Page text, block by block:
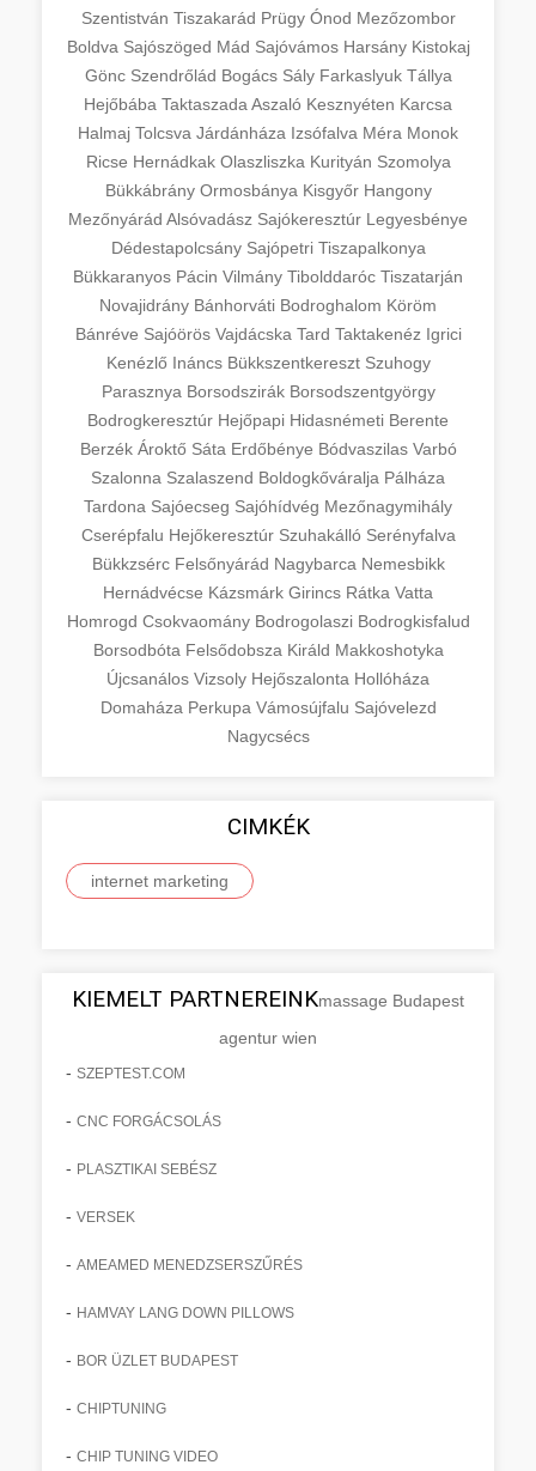
Szentistván Tiszakarád Prügy Ónod Mezőzombor
Boldva Sajószöged Mád Sajóvámos Harsány Kistokaj
Gönc Szendrőlád Bogács Sály Farkaslyuk Tállya
Hejőbába Taktaszada Aszaló Kesznyéten Karcsa
Halmaj Tolcsva Járdánháza Izsófalva Méra Monok
Ricse Hernádkak Olaszliszka Kurityán Szomolya
Bükkábrány Ormosbánya Kisgyőr Hangony
Mezőnyárád Alsóvadász Sajókeresztúr Legyesbénye
Dédestapolcsány Sajópetri Tiszapalkonya
Bükkaranyos Pácin Vilmány Tibolddaróc Tiszatarján
Novajidrány Bánhorváti Bodroghalom Köröm
Bánréve Sajóörös Vajdácska Tard Taktakenéz Igrici
Kenézlő Ináncs Bükkszentkereszt Szuhogy
Parasznya Borsodszirák Borsodszentgyörgy
Bodrogkeresztúr Hejőpapi Hidasnémeti Berente
Berzék Ároktő Sáta Erdőbénye Bódvaszilas Varbó
Szalonna Szalaszend Boldogkőváralja Pálháza
Tardona Sajóecseg Sajóhídvég Mezőnagymihály
Cserépfalu Hejőkeresztúr Szuhakálló Serényfalva
Bükkzsérc Felsőnyárád Nagybarca Nemesbikk
Hernádvécse Kázsmárk Girincs Rátka Vatta
Homrogd Csokvaomány Bodrogolaszi Bodrogkisfalud
Borsodbóta Felsődobsza Királd Makkoshotyka
Újcsanálos Vizsoly Hejőszalonta Hollóháza
Domaháza Perkupa Vámosújfalu Sajóvelezd
Nagycsécs
CIMKÉK
internet marketing
KIEMELT PARTNEREINKmassage Budapest
agentur wien
- SZEPTEST.COM
- CNC FORGÁCSOLÁS
- PLASZTIKAI SEBÉSZ
- VERSEK
- AMEAMED MENEDZSERSZŰRÉS
- HAMVAY LANG DOWN PILLOWS
- BOR ÜZLET BUDAPEST
- CHIPTUNING
- CHIP TUNING VIDEO